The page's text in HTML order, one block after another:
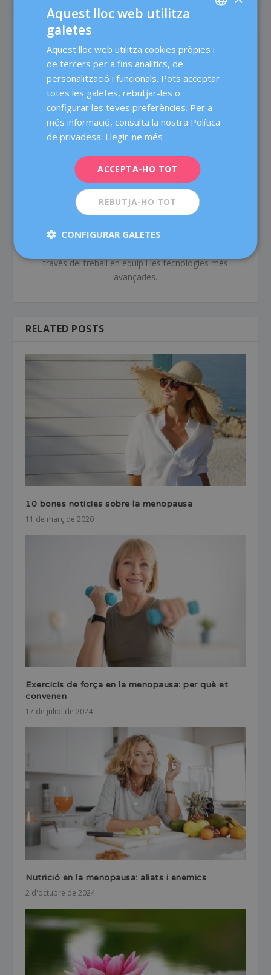
SOBRE L'AUTOR
Dexeus Mujer
atenció integral a la dona a les àrees d'Obstetrícia,
Ginecologia i Medicina de la Reproducció, pioner en el
seu àmbit d'actuació, i amb més de 80 anys
d'experiència. Comptem amb més de 60 metges i
cuidar la salut de la dona durant totes les etapes de la
través del treball en equip i les tecnologies més
avançades.
RELATED POSTS
10 bones notícies sobre la menopausa
11 de març de 2020
Exercicis de força en la menopausa: per què et
convenen
17 de juliol de 2024
Nutrició en la menopausa: aliats i enemics
2 d'octubre de 2024
CATALÀ
DEUTSCH
Aquest lloc web utilitza
galetes
Aquest lloc web utilitza cookies pròpies i
de tercers per a fins analítics, de
personalització i funcionals. Pots acceptar
totes les galetes, rebutjar-les o
configurar les teves preferències. Per a
més informació, consulta la nostra Política
de privadesa. Llegir-ne més
ACCEPTA-HO TOT
REBUTJA-HO TOT
CONFIGURAR GALETES